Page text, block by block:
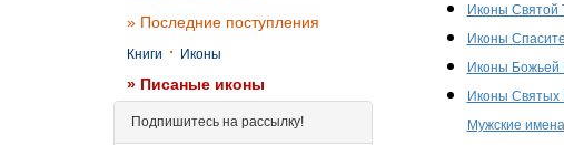
» Последние поступления
Книги · Иконы
» Писаные иконы
Подпишитесь на рассылку!
Иконы Святой
Иконы
Иконы Божьей
Иконы Святых
Мужские имена